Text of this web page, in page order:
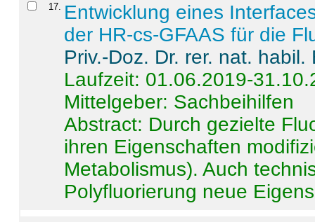
17
Entwicklung eines
der HR-cs-GFAAS für die
Priv.-Doz. Dr. rer. nat.
Laufzeit: 01.06.2019-
Mittelgeber: Sachbeihilfen
Abstract: Durch gezielte
ihren Eigenschaften
Metabolismus). Auch
Polyfluorierung neue